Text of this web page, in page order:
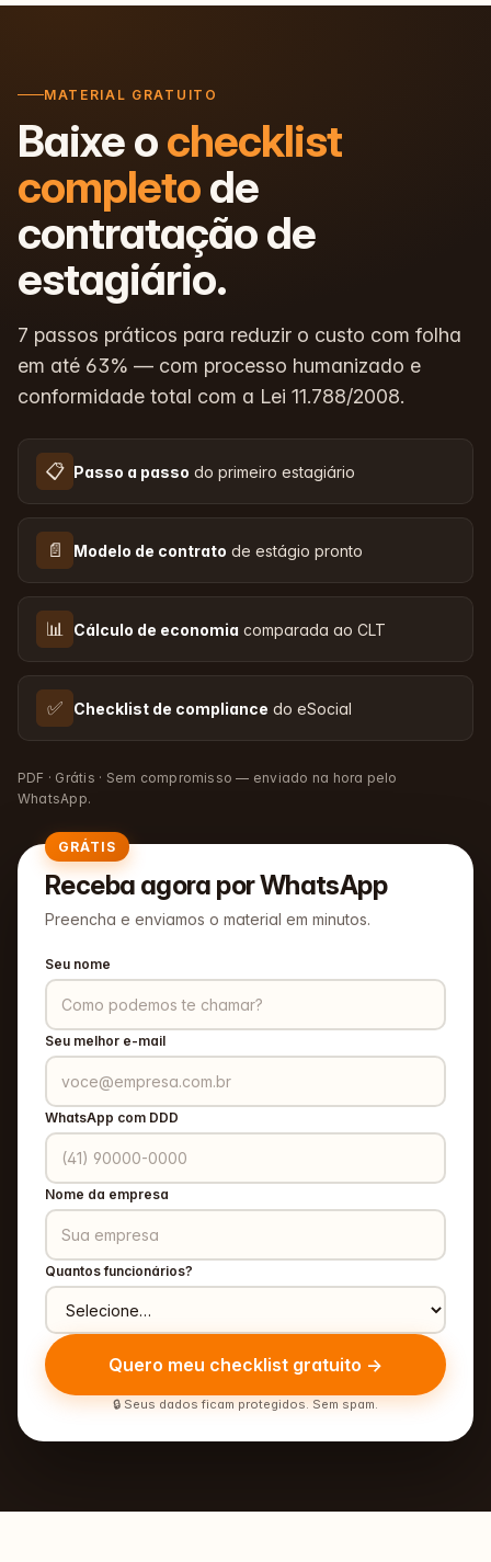
MATERIAL GRATUITO
Baixe ochecklist
completode
contratação de
estagiário.
7 passos práticos para reduzir o custo com folha
em até 63% — com processo humanizado e
conformidade total com a Lei 11.788/2008.
📋 Passo a passo do primeiro estagiário
📄 Modelo de contrato de estágio pronto
📊 Cálculo de economia comparada ao CLT
✅ Checklist de compliance do eSocial
PDF · Grátis · Sem compromisso — enviado na hora pelo
WhatsApp.
GRÁTIS
Receba agora por WhatsApp
Preencha e enviamos o material em minutos.
Seu nome
Seu melhor e-mail
WhatsApp com DDD
Nome da empresa
Quantos funcionários?
Quero meu checklist gratuito →
🔒 Seus dados ficam protegidos. Sem spam.